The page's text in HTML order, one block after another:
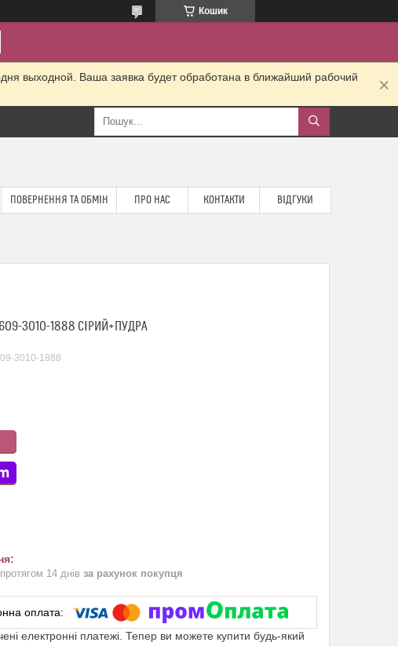
Кошик
выходной. Ваша заявка будет обработана в ближайший рабочий
ПОВЕРНЕННЯ ТА ОБМІН ПРО НАС КОНТАКТИ ВІДГУКИ
3010-1888 СІРИЙ+ПУДРА
3010-1888
14 днів за рахунок покупця
електронні платежі. Тепер ви можете купити будь-який